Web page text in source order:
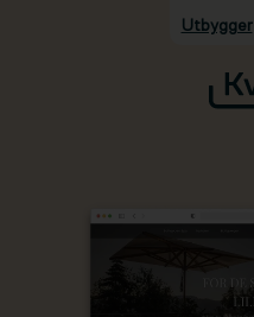
Hopp til hovedinnhold
Utbygger